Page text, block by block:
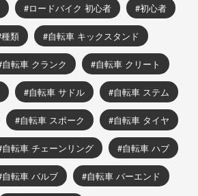
ロードバイク 初心者 初心者
種類 自転車 キックスタンド
自転車 クランク 自転車 クリート
自転車 サドル 自転車 ステム
自転車 スポーク 自転車 タイヤ
自転車 チェーンリング 自転車 ハブ
自転車 バルブ 自転車 バーエンド